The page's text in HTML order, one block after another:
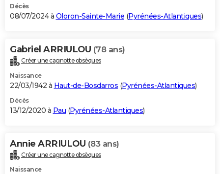
Décès
08/07/2024 à Oloron-Sainte-Marie (Pyrénées-Atlantiques)
Gabriel ARRIULOU (78 ans)
Créer une cagnotte obsèques
Naissance
22/03/1942 à Haut-de-Bosdarros (Pyrénées-Atlantiques)
Décès
13/12/2020 à Pau (Pyrénées-Atlantiques)
Annie ARRIULOU (83 ans)
Créer une cagnotte obsèques
Naissance